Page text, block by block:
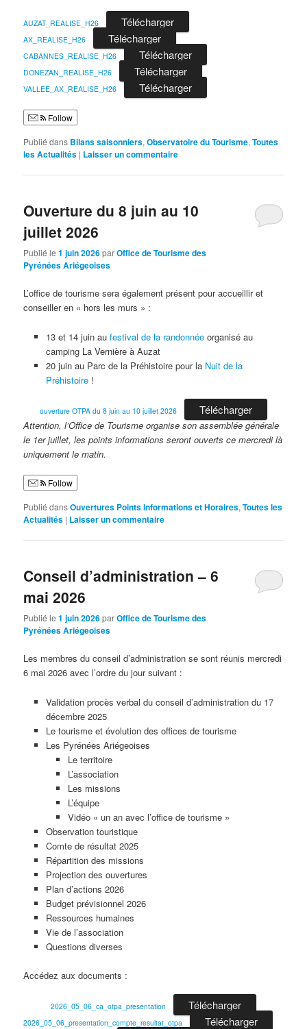
AUZAT_REALISE_H26 Télécharger
AX_REALISE_H26 Télécharger
CABANNES_REALISE_H26 Télécharger
DONEZAN_REALISE_H26 Télécharger
VALLEE_AX_REALISE_H26 Télécharger
Follow
Publié dans Bilans saisonniers,Observatoire du Tourisme,Toutes
les Actualités | Laisser un commentaire
Ouverture du 8 juin au 10
juillet 2026
Publié le1 juin 2026parOffice de Tourisme des
Pyrénées Ariégeoises
L’office de tourisme sera également présent pour accueillir et
conseiller en « hors les murs » :
13 et 14 juin au festival de la randonnéeorganisé au
camping La Vernière à Auzat
20 juin au Parc de la Préhistoire pour la Nuit de la
Préhistoire!
ouverture OTPA du 8 juin au 10 juillet 2026 Télécharger
Attention, l’Office de Tourisme organise son assemblée générale
le 1er juillet, les points informations seront ouverts ce mercredi là
uniquement le matin.
Follow
Publié dansOuvertures Points Informations et Horaires,Toutes les
Actualités | Laisser un commentaire
Conseil d’administration – 6
mai 2026
Publié le1 juin 2026parOffice de Tourisme des
Pyrénées Ariégeoises
Les membres du conseil d’administration se sont réunis mercredi
6 mai 2026 avec l’ordre du jour suivant :
Validation procès verbal du conseil d’administration du 17
décembre 2025
Le tourisme et évolution des offices de tourisme
Les Pyrénées Ariégeoises
Le territoire
L’association
Les missions
L’équipe
Vidéo « un an avec l’office de tourisme »
Observation touristique
Comte de résultat 2025
Répartition des missions
Projection des ouvertures
Plan d’actions 2026
Budget prévisionnel 2026
Ressources humaines
Vie de l’association
Questions diverses
Accédez aux documents :
2026_05_06_ca_otpa_presentation Télécharger
2026_05_06_presentation_compte_resultat_otpa Télécharger